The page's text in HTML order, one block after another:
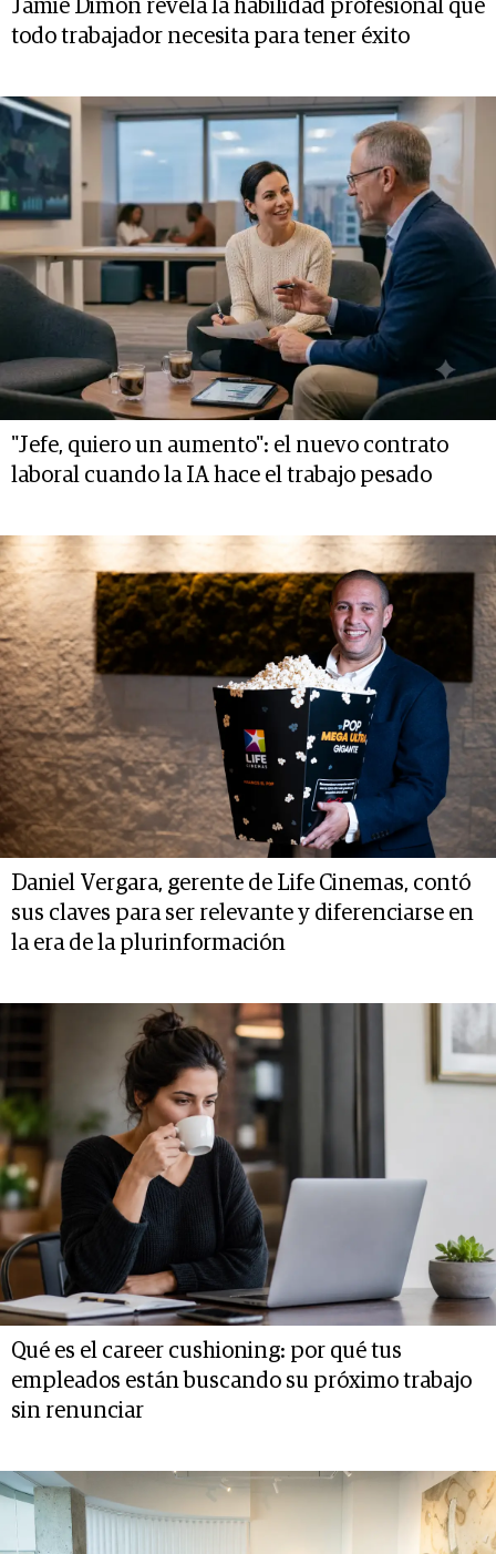
Jamie Dimon revela la habilidad profesional que
todo trabajador necesita para tener éxito
"Jefe, quiero un aumento": el nuevo contrato
laboral cuando la IA hace el trabajo pesado
Daniel Vergara, gerente de Life Cinemas, contó
sus claves para ser relevante y diferenciarse en
la era de la plurinformación
Qué es el career cushioning: por qué tus
empleados están buscando su próximo trabajo
sin renunciar